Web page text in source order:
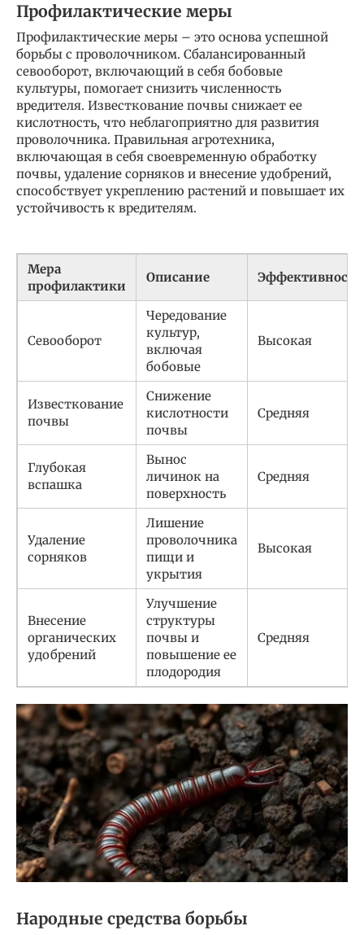
Профилактические меры
Профилактические меры – это основа успешной
борьбы с проволочником. Сбалансированный
севооборот, включающий в себя бобовые
культуры, помогает снизить численность
вредителя. Известкование почвы снижает ее
кислотность, что неблагоприятно для развития
проволочника. Правильная агротехника,
включающая в себя своевременную обработку
почвы, удаление сорняков и внесение удобрений,
способствует укреплению растений и повышает их
устойчивость к вредителям.
Мера
профилактики
Описание Эффективность
Севооборот
Чередование
культур,
включая
бобовые
Высокая
Известкование
почвы
Снижение
кислотности
почвы
Средняя
Глубокая
вспашка
Вынос
личинок на
поверхность
Средняя
Удаление
сорняков
Лишение
проволочника
пищи и
укрытия
Высокая
Внесение
органических
удобрений
Улучшение
структуры
почвы и
повышение ее
плодородия
Средняя
Народные средства борьбы